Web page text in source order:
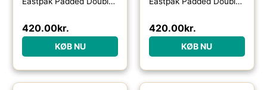
420.00kr.
KØB NU
420.00kr.
KØB NU